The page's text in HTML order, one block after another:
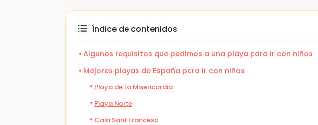
Índice de contenidos
Algunos requisitos que pedimos a una playa para ir con niños
Mejores playas de España para ir con niños
Playa de La Misericordia
Playa Norte
Cala Sant Francesc